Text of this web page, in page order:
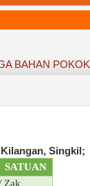
BAHAN POKOK
Singkil;
SATUAN
Zak